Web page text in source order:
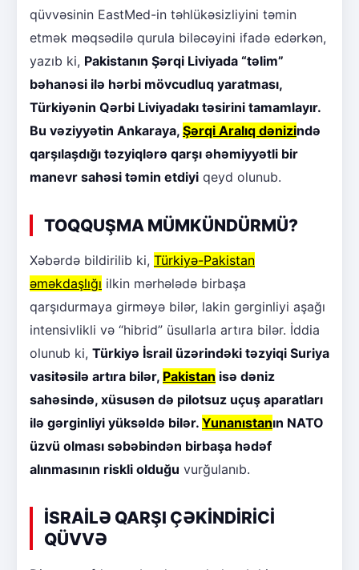
qüvvəsinin EastMed-in təhlükəsizliyini təmin
etmək məqsədilə qurula biləcəyini ifadə edərkən,
yazıb ki, Pakistanın Şərqi Liviyada “təlim”
bəhanəsi ilə hərbi mövcudluq yaratması,
Türkiyənin Qərbi Liviyadakı təsirini tamamlayır.
Bu vəziyyətin Ankaraya, Şərqi Aralıq dənizində
qarşılaşdığı təzyiqlərə qarşı əhəmiyyətli bir
manevr sahəsi təmin etdiyi qeyd olunub.
TOQQUŞMA MÜMKÜNDÜRMÜ?
Xəbərdə bildirilib ki, Türkiyə-Pakistan
əməkdaşlığı ilkin mərhələdə birbaşa
qarşıdurmaya girməyə bilər, lakin gərginliyi aşağı
intensivlikli və “hibrid” üsullarla artıra bilər. İddia
olunub ki, Türkiyə İsrail üzərindəki təzyiqi Suriya
vasitəsilə artıra bilər, Pakistan isə dəniz
sahəsində, xüsusən də pilotsuz uçuş aparatları
ilə gərginliyi yüksəldə bilər. Yunanıstanın NATO
üzvü olması səbəbindən birbaşa hədəf
alınmasının riskli olduğu vurğulanıb.
İSRAİLƏ QARŞI ÇƏKİNDİRİCİ
QÜVVƏ